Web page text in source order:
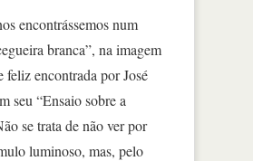
encontrássemos num
branca”, na imagem
feliz encontrada por José
seu “Ensaio sobre a
se trata de não ver por
luminoso, mas, pelo